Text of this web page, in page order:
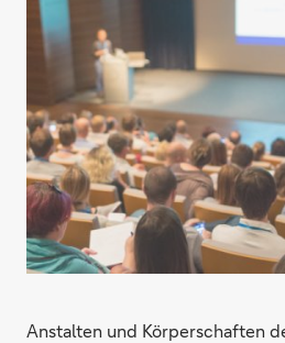
Finanzierung
Anstalten und Körperschaften